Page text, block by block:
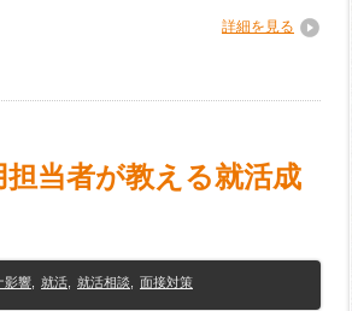
詳細を見る
当者が教える就活成
影響 就活 就活相談 面接対策